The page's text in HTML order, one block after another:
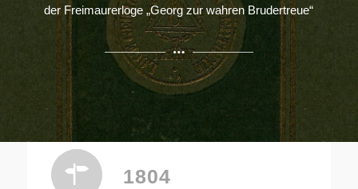
der Freimaurerloge „Georg zur wahren Brudertreue“
Die Geschichte der Freimaurer in
Leer (Ostfriesland)
1804